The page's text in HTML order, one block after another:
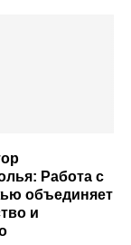
Работа с
объединяет
и